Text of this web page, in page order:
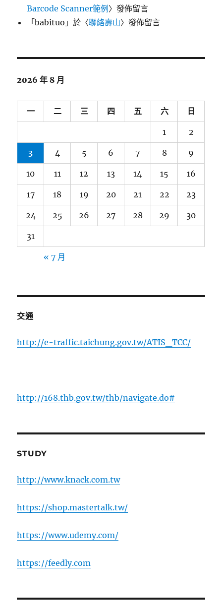
Barcode Scanner範例〉發佈留言
「babituo 」於〈聯絡壽山〉發佈留言
2026 年 8 月
一 二 三 四 五 六 日
1 2
3 4 5 6 7 8 9
10 11 12 13 14 15 16
17 18 19 20 21 22 23
24 25 26 27 28 29 30
31
« 7 月
交通
http://e-traffic.taichung.gov.tw/ATIS_TCC/
http://168.thb.gov.tw/thb/navigate.do#
STUDY
http://www.knack.com.tw
https://shop.mastertalk.tw/
https://www.udemy.com/
https://feedly.com